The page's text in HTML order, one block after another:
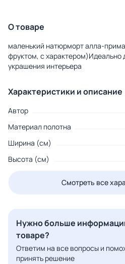
О товаре
маленький натюрморт алла-
фруктом, с характером)Идеально
украшения интерьера
Характеристики и описание
Автор
Материал полотна
Ширина (см)
Высота (см)
Смотреть все
Нужно больше
товаре?
Ответим на все вопросы и
принять решение